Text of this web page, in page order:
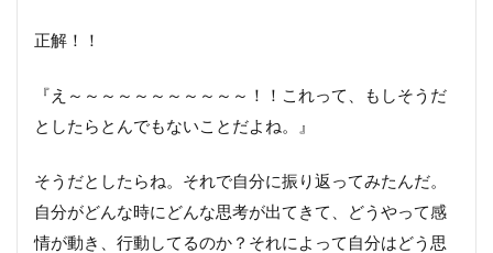
正解！！
『え～～～～～～～～～～～！！これって、もしそうだ
としたらとんでもないことだよね。』
そうだとしたらね。それで自分に振り返ってみたんだ。
自分がどんな時にどんな思考が出てきて、どうやって感
情が動き、行動してるのか？それによって自分はどう思